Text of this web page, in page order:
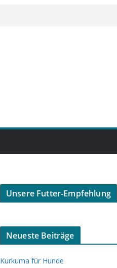
Unsere Futter-Empfehlung
Neueste Beiträge
Kurkuma für Hunde